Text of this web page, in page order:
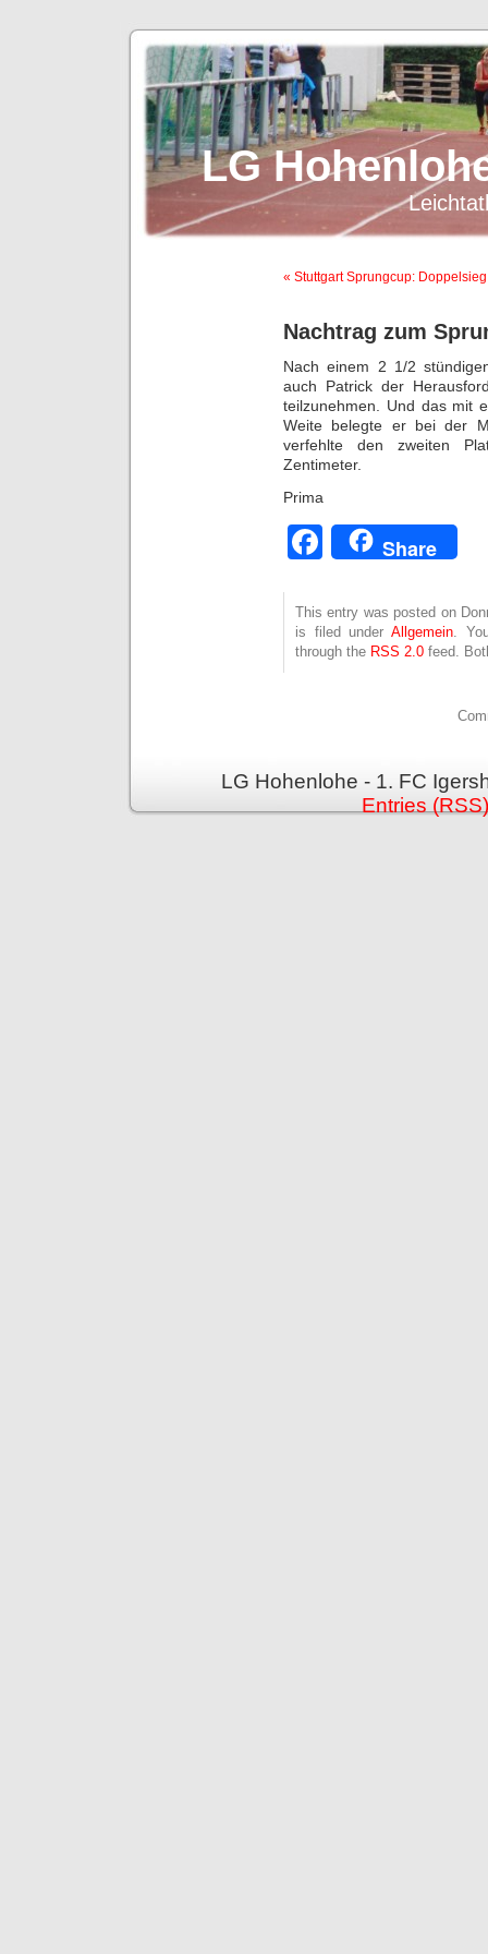
LG
« Stuttgart Sprungcup:
Nachtrag zum
Nach einem 2 1/2
auch Patrick der
teilzunehmen. Und das mit
Weite belegte er bei der
verfehlte den zweiten
Zentimeter.
Prima
Facebook
Share
This entry was posted on
is filed underAllgemein.
through the RSS 2.0 feed.
LG Hohenlohe - 1. FC
Entries (RSS)